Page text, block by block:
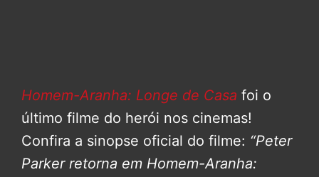
Homem-Aranha: Longe de Casa foi o
último filme do herói nos cinemas!
Confira a sinopse oficial do filme: “Peter
Parker retorna em Homem-Aranha: